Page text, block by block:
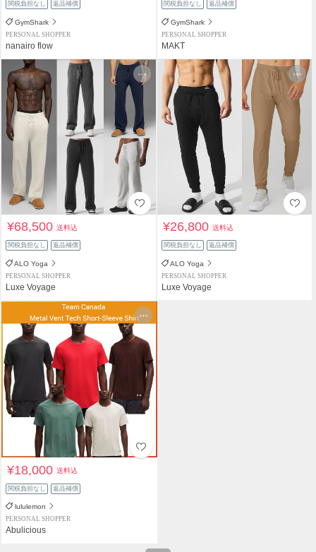
関税負担なし 返品補償
GymShark
PERSONAL SHOPPER
nanairo flow
関税負担なし 返品補償
GymShark
PERSONAL SHOPPER
MAKT
¥68,500送料込
関税負担なし 返品補償
ALO Yoga
PERSONAL SHOPPER
Luxe Voyage
¥26,800送料込
関税負担なし 返品補償
ALO Yoga
PERSONAL SHOPPER
Luxe Voyage
¥18,000送料込
関税負担なし 返品補償
lululemon
PERSONAL SHOPPER
Abulicious